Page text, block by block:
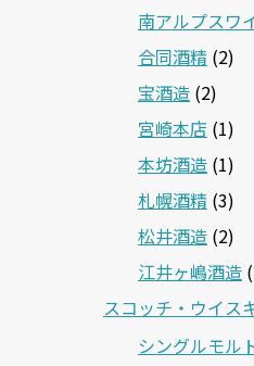
南アルプスワ
合同酒精 (2)
宝酒造 (2)
宮崎本店 (1)
本坊酒造 (1)
札幌酒精 (3)
松井酒造 (2)
江井ヶ嶋酒造
スコッチ・ウイス
シングルモル